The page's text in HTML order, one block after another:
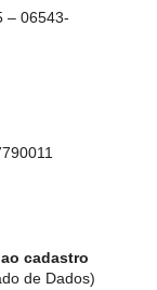
– 06543-
cadastro
de Dados)